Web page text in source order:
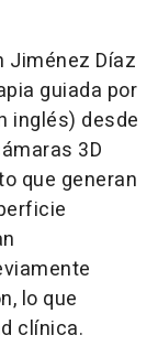
Jiménez Díaz
guiada por
inglés) desde
3D
que generan
lo que
clínica.